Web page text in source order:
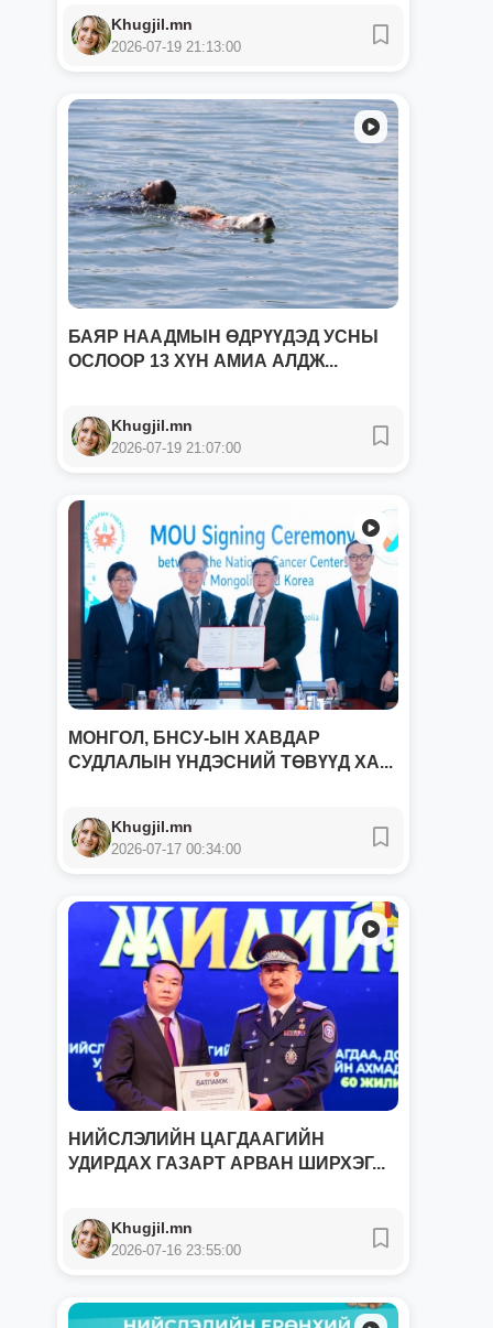
Khugjil.mn
2026-07-19 21:13:00
БАЯР НААДМЫН ӨДРҮҮДЭД УСНЫ
ОСЛООР 13 ХҮН АМИА АЛДЖ...
Khugjil.mn
2026-07-19 21:07:00
МОНГОЛ, БНСУ-ЫН ХАВДАР
СУДЛАЛЫН ҮНДЭСНИЙ ТӨВҮҮД ХА...
Khugjil.mn
2026-07-17 00:34:00
НИЙСЛЭЛИЙН ЦАГДААГИЙН
УДИРДАХ ГАЗАРТ АРВАН ШИРХЭГ...
Khugjil.mn
2026-07-16 23:55:00